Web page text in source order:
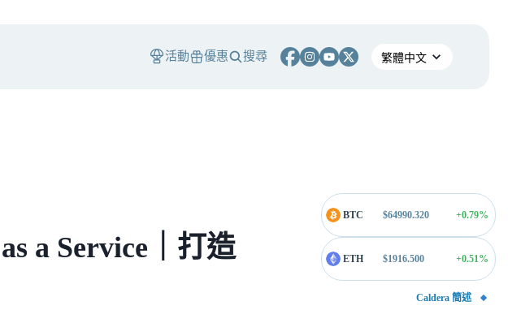
活動 優惠 搜尋
a Service｜打造
BTC $64990.320 +0.79%
ETH $1916.500 +0.51%
Caldera 簡述